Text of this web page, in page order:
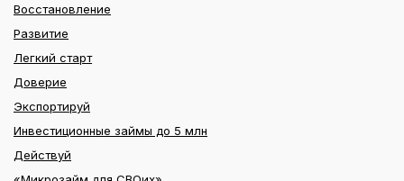
Восстановление
Развитие
Легкий старт
Доверие
Экспортируй
Инвестиционные займы до 5 млн
Действуй